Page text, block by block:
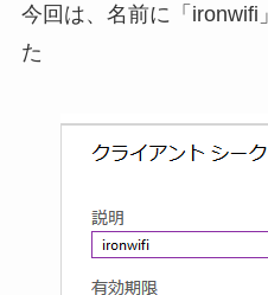
今回は、名前に「ironwifi
た